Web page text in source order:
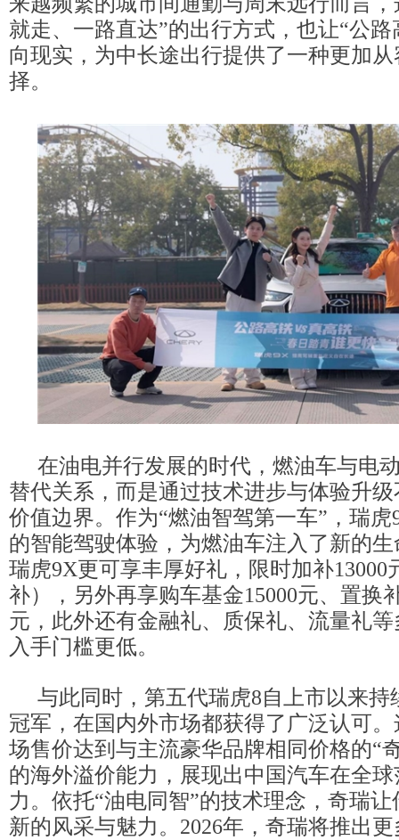
就走、一路直达”的出行方式，也让“公路
向现实，为中长途出行提供了一种更加
择。
在油电并行发展的时代，燃油车与电
替代关系，而是通过技术进步与体验升
价值边界。作为“燃油智驾第一车”，瑞
的智能驾驶体验，为燃油车注入了新的
瑞虎9X更可享丰厚好礼，限时加补13000
补），另外再享购车基金15000元、置换
元，此外还有金融礼、质保礼、流量礼
入手门槛更低。
与此同时，第五代瑞虎8自上市以来持
冠军，在国内外市场都获得了广泛认可
场售价达到与主流豪华品牌相同价格的“
的海外溢价能力，展现出中国汽车在全
力。依托“油电同智”的技术理念，奇瑞
新的风采与魅力。2026年，奇瑞将推出